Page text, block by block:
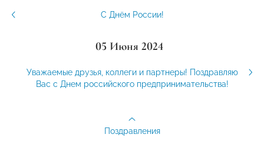
С Днём России!
05 Июня 2024
Уважаемые друзья, коллеги и партнеры! Поздравляю
Вас с Днем российского предпринимательства!
Поздравления